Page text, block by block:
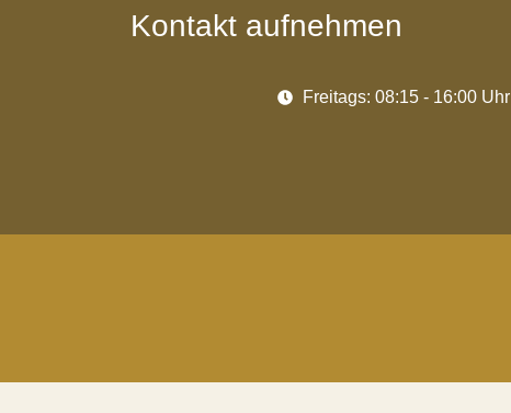
Kontakt aufnehmen
Freitags: 08:15 - 16:00 Uhr